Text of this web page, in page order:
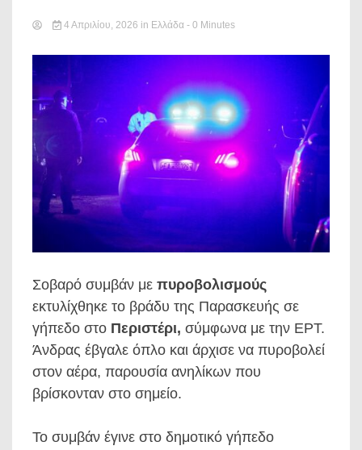
4 Απριλίου, 2026 in Ελλάδα - 0 Minutes
Σοβαρό συμβάν με πυροβολισμούς
εκτυλίχθηκε το βράδυ της Παρασκευής σε
γήπεδο στο Περιστέρι, σύμφωνα με την ΕΡΤ.
Άνδρας έβγαλε όπλο και άρχισε να πυροβολεί
στον αέρα, παρουσία ανηλίκων που
βρίσκονταν στο σημείο.
Το συμβάν έγινε στο δημοτικό γήπεδο